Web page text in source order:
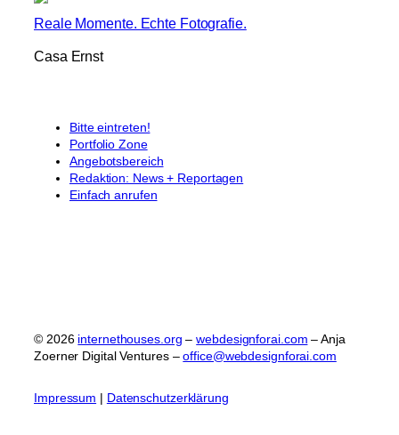
Reale Momente. Echte Fotografie.
Casa Ernst
Bitte eintreten!
Portfolio Zone
Angebotsbereich
Redaktion: News + Reportagen
Einfach anrufen
© 2026 internethouses.org –webdesignforai.com – Anja
Zoerner Digital Ventures –office@webdesignforai.com
Impressum | Datenschutzerklärung